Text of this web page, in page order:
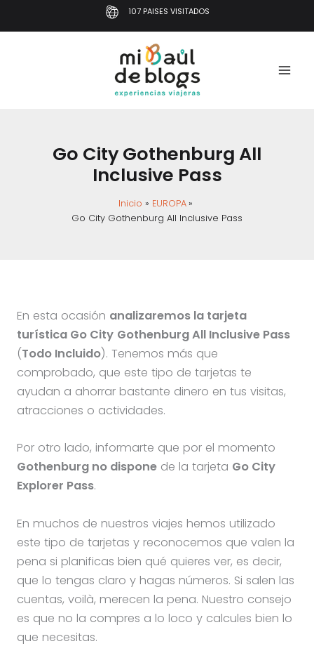
al
107 PAISES VISITADOS
Go City Gothenburg All
Inclusive Pass
Inicio
EUROPA
Go City Gothenburg All Inclusive Pass
En esta ocasión analizaremos la tarjeta
turística Go City Gothenburg All Inclusive Pass
(Todo Incluido). Tenemos más que
comprobado, que este tipo de tarjetas te
ayudan a ahorrar bastante dinero en tus visitas,
atracciones o actividades.
Por otro lado, informarte que por el momento
Gothenburg no disponede la tarjeta Go City
Explorer Pass.
En muchos de nuestros viajes hemos utilizado
este tipo de tarjetas y reconocemos que valen la
pena si planificas bien qué quieres ver, es decir,
que lo tengas claro y hagas números. Si salen las
cuentas, voilà, merecen la pena. Nuestro consejo
es que no la compres a lo loco y calcules bien lo
que necesitas.